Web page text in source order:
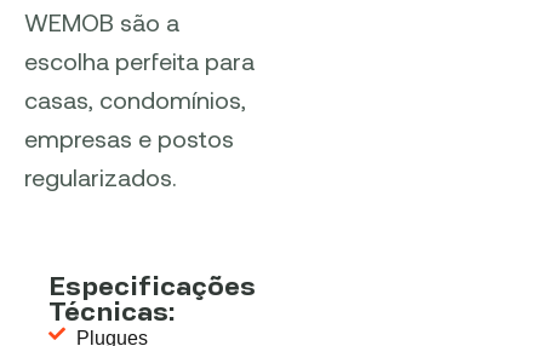
WEMOB são a
escolha perfeita para
casas, condomínios,
empresas e postos
regularizados.
Especificações
Técnicas:
Plugues